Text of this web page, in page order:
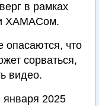
в рамках
ХАМАСом.
опасаются, что
сорваться,
видео.
января 2025